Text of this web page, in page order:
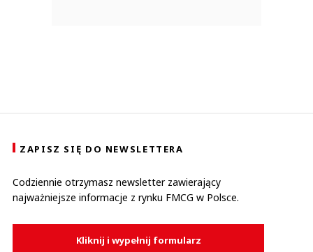
ZAPISZ SIĘ DO NEWSLETTERA
Codziennie otrzymasz newsletter zawierający
najważniejsze informacje z rynku FMCG w Polsce.
Kliknij i wypełnij formularz